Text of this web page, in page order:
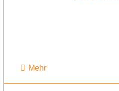
Mehr